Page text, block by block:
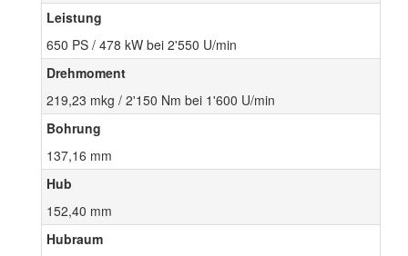
Leistung
650 PS / 478 kW bei 2'550 U/min
Drehmoment
219,23 mkg / 2'150 Nm bei 1'600 U/min
Bohrung
137,16 mm
Hub
152,40 mm
Hubraum